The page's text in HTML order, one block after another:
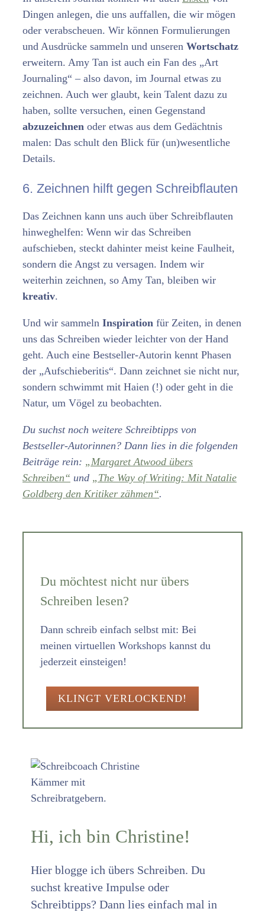
Dingen anlegen, die uns auffallen, die wir mögen
oder verabscheuen. Wir können Formulierungen
und Ausdrücke sammeln und unseren Wortschatz
erweitern. Amy Tan ist auch ein Fan des „Art
Journaling“ – also davon, im Journal etwas zu
zeichnen. Auch wer glaubt, kein Talent dazu zu
haben, sollte versuchen, einen Gegenstand
abzuzeichnen oder etwas aus dem Gedächtnis
malen: Das schult den Blick für (un)wesentliche
Details.
6. Zeichnen hilft gegen Schreibflauten
Das Zeichnen kann uns auch über Schreibflauten
hinweghelfen: Wenn wir das Schreiben
aufschieben, steckt dahinter meist keine Faulheit,
sondern die Angst zu versagen. Indem wir
weiterhin zeichnen, so Amy Tan, bleiben wir
kreativ.
Und wir sammeln Inspiration für Zeiten, in denen
uns das Schreiben wieder leichter von der Hand
geht. Auch eine Bestseller-Autorin kennt Phasen
der „Aufschieberitis“. Dann zeichnet sie nicht nur,
sondern schwimmt mit Haien (!) oder geht in die
Natur, um Vögel zu beobachten.
Du suchst noch weitere Schreibtipps von
Bestseller-Autorinnen? Dann lies in die folgenden
Beiträge rein: „Margaret Atwood übers
Schreiben“ und „The Way of Writing: Mit Natalie
Goldberg den Kritiker zähmen“.
Du möchtest nicht nur übers
Schreiben lesen?
Dann schreib einfach selbst mit: Bei
meinen virtuellen Workshops kannst du
jederzeit einsteigen!
KLINGT VERLOCKEND!
Hi, ich bin Christine!
Hier blogge ich übers Schreiben. Du
suchst kreative Impulse oder
Schreibtipps? Dann lies einfach mal in